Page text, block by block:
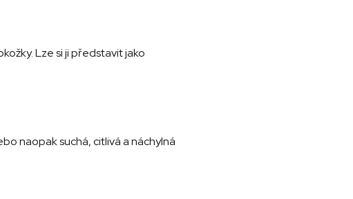
Lze si ji představit jako
naopak suchá, citlivá a náchylná